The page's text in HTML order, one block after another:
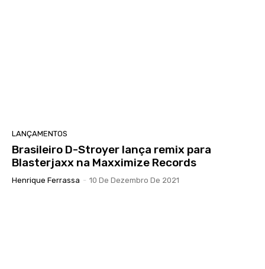
LANÇAMENTOS
Brasileiro D-Stroyer lança remix para
Blasterjaxx na Maxximize Records
Henrique Ferrassa - 10 De Dezembro De 2021